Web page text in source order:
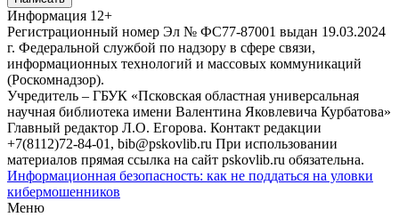
Информация 12+
Регистрационный номер Эл № ФС77-87001 выдан 19.03.2024
г. Федеральной службой по надзору в сфере связи,
информационных технологий и массовых коммуникаций
(Роскомнадзор).
Учредитель – ГБУК «Псковская областная универсальная
научная библиотека имени Валентина Яковлевича Курбатова»
Главный редактор Л.О. Егорова. Контакт редакции
+7(8112)72-84-01, bib@pskovlib.ru При использовании
материалов прямая ссылка на сайт pskovlib.ru обязательна.
Информационная безопасность: как не поддаться на уловки
кибермошенников
Меню